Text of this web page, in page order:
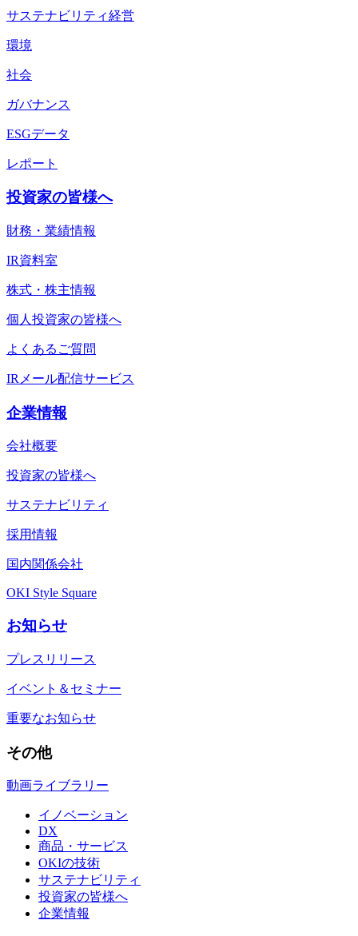
サステナビリティ経営
環境
社会
ガバナンス
ESGデータ
レポート
投資家の皆様へ
財務・業績情報
IR資料室
株式・株主情報
個人投資家の皆様へ
よくあるご質問
IRメール配信サービス
企業情報
会社概要
投資家の皆様へ
サステナビリティ
採用情報
国内関係会社
OKI Style Square
お知らせ
プレスリリース
イベント＆セミナー
重要なお知らせ
その他
動画ライブラリー
イノベーション
DX
商品・サービス
OKIの技術
サステナビリティ
投資家の皆様へ
企業情報